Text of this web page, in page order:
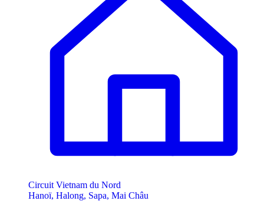
Circuit Vietnam du Nord
Hanoï, Halong, Sapa, Mai Châu